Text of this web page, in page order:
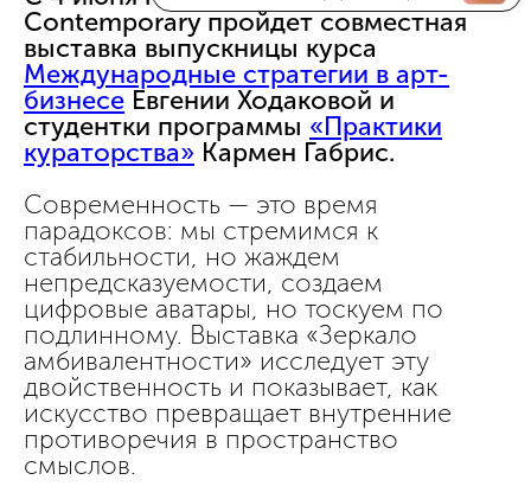
Contemporary пройдет совместная
выставка выпускницы курса
Международные стратегии в арт-
бизнесе Евгении Ходаковой и
студентки программы «Практики
кураторства» Кармен Габрис.
Современность — это время
парадоксов: мы стремимся к
стабильности, но жаждем
непредсказуемости, создаем
цифровые аватары, но тоскуем по
подлинному. Выставка «Зеркало
амбивалентности» исследует эту
двойственность и показывает, как
искусство превращает внутренние
противоречия в пространство
смыслов.